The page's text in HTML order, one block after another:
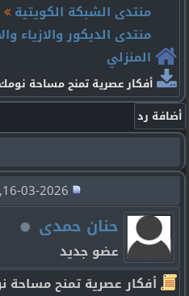
منتدى الشبكة الكويتية
منتدى الديكور والازياء
المنزلي
أفكار عصرية تمنح مساحة
حنان حمدى
عضو جديد
أفكار عصرية تمنح مساحة